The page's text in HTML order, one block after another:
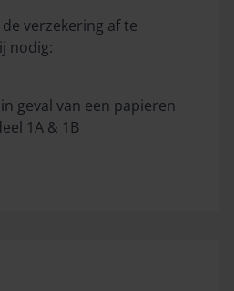
verzekering af te
nodig:
geval van een papieren
1A & 1B